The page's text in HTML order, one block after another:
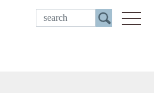
ご来店予約